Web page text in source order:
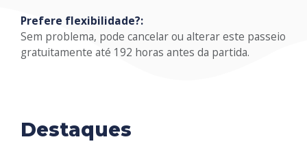
Prefere flexibilidade?:
Sem problema, pode cancelar ou alterar este passeio
gratuitamente até 192 horas antes da partida.
Destaques